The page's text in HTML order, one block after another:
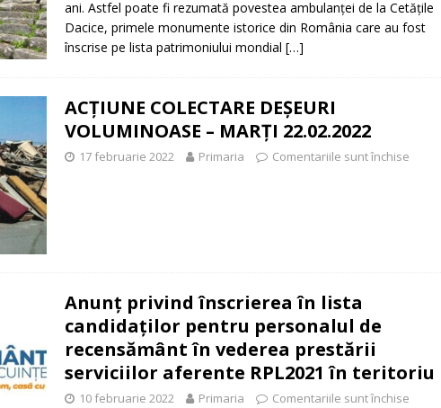
ani. Astfel poate fi rezumată povestea ambulanței de la Cetățile
Dacice, primele monumente istorice din România care au fost
înscrise pe lista patrimoniului mondial […]
ACȚIUNE COLECTARE DEȘEURI
VOLUMINOASE – MARȚI 22.02.2022
17 februarie 2022 Primaria Comentariile sunt închise
Anunț privind înscrierea în lista
candidaților pentru personalul de
recensământ în vederea prestării
serviciilor aferente RPL2021 în teritoriu
10 februarie 2022 Primaria Comentariile sunt închise